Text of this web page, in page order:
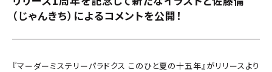
（じゃんきち）によるコメントを公開！
『マーダーミステリーパラドクス このひと夏の十五年』がリリースより